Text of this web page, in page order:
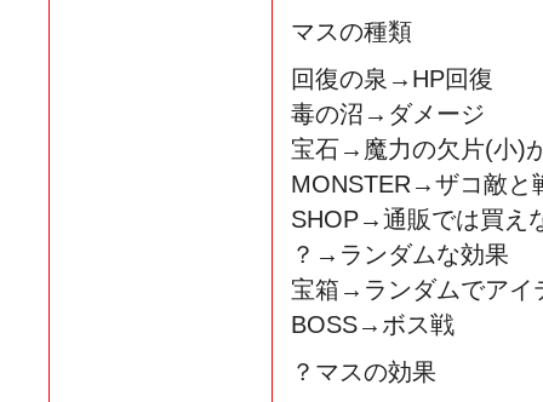
マスの種類
回復の泉→HP回復
毒の沼→ダメージ
宝石→魔力の欠片(小)
MONSTER→ザコ敵と
SHOP→通販では買え
？→ランダムな効果
宝箱→ランダムでアイ
BOSS→ボス戦
？マスの効果